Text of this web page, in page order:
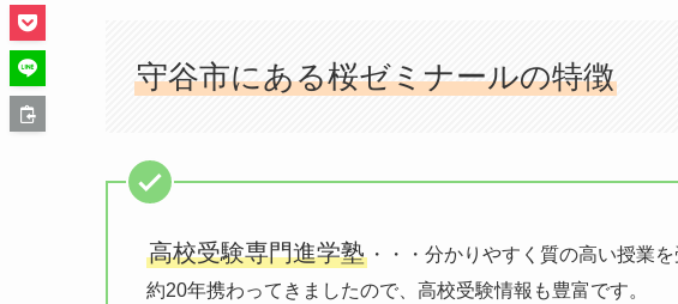
守谷市にある桜ゼミナールの特徴
高校受験専門進学塾 ・・・分かりやすく質の高い授業
約20年携わってきましたので、高校受験情報も豊富です。